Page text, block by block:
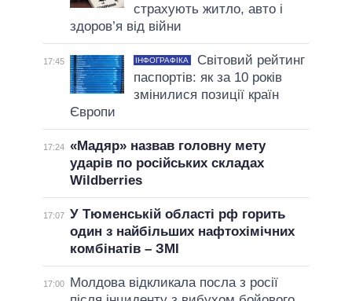
страхують житло, авто і
здоров’я від війни
17:45 ІНФОГРАФІКА
Світовий рейтинг
паспортів: як за 10 років
змінилися позиції країн
Європи
17:24 «Мадяр» назвав головну мету
ударів по російських складах
Wildberries
17:07 У Тюменській області рф горить
один з найбільших нафтохімічних
комбінатів – ЗМІ
17:00
Молдова відкликала посла з росії